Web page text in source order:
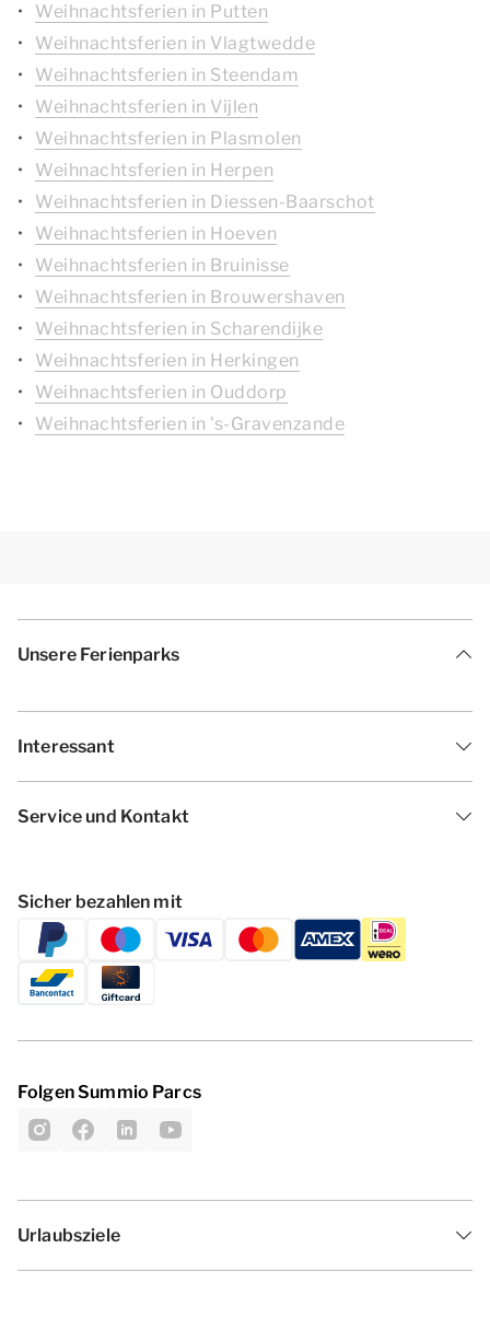
Weihnachtsferien in Putten
Weihnachtsferien in Vlagtwedde
Weihnachtsferien in Steendam
Weihnachtsferien in Vijlen
Weihnachtsferien in Plasmolen
Weihnachtsferien in Herpen
Weihnachtsferien in Diessen-Baarschot
Weihnachtsferien in Hoeven
Weihnachtsferien in Bruinisse
Weihnachtsferien in Brouwershaven
Weihnachtsferien in Scharendijke
Weihnachtsferien in Herkingen
Weihnachtsferien in Ouddorp
Weihnachtsferien in 's-Gravenzande
Unsere Ferienparks
Interessant
Service und Kontakt
Sicher bezahlen mit
Folgen Summio Parcs
Urlaubsziele